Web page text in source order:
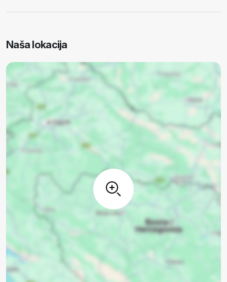
Naša lokacija